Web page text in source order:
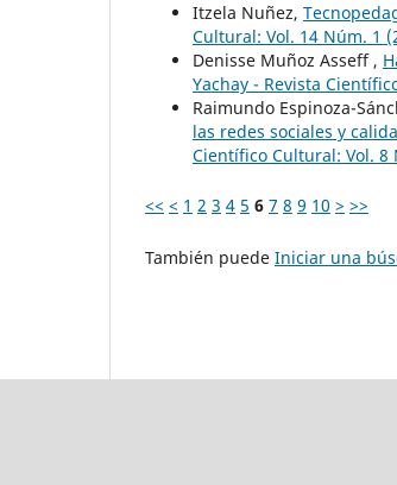
Itzela Nuñez,
Cultural: Vol. 14 Núm. 1
Denisse Muñoz Asseff ,
Yachay - Revista
Raimundo Espinoza-
las redes sociales y
Científico Cultural: Vol. 8
<< < 1 2 3 4 5 6 7 8 9 10 > >>
También puede Iniciar una